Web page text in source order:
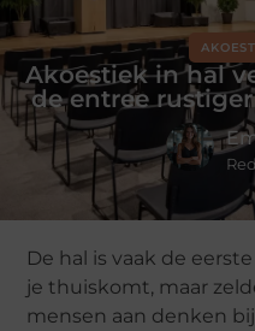
Akoestiek in hal
de entree
De hal is vaak de
je thuiskomt, maar
mensen aan denken